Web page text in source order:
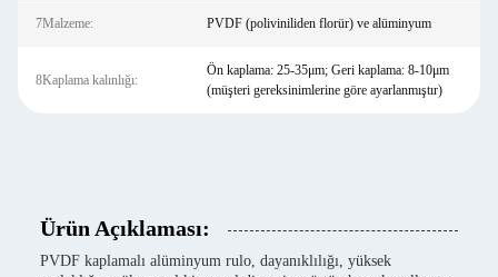
7Malzeme: PVDF (poliviniliden florür) ve alüminyum
8Kaplama kalınlığı:
Ön kaplama: 25-35μm; Geri kaplama: 8-10μm
(müşteri gereksinimlerine göre ayarlanmıştır)
Ürün Açıklaması:
PVDF kaplamalı alüminyum rulo, dayanıklılığı, yüksek